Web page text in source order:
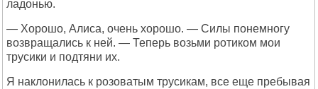
ладонью.
— Хорошо, Алиса, очень хорошо. — Силы понемногу
возвращались к ней. — Теперь возьми ротиком мои
трусики и подтяни их.
Я наклонилась к розоватым трусикам, все еще пребывая